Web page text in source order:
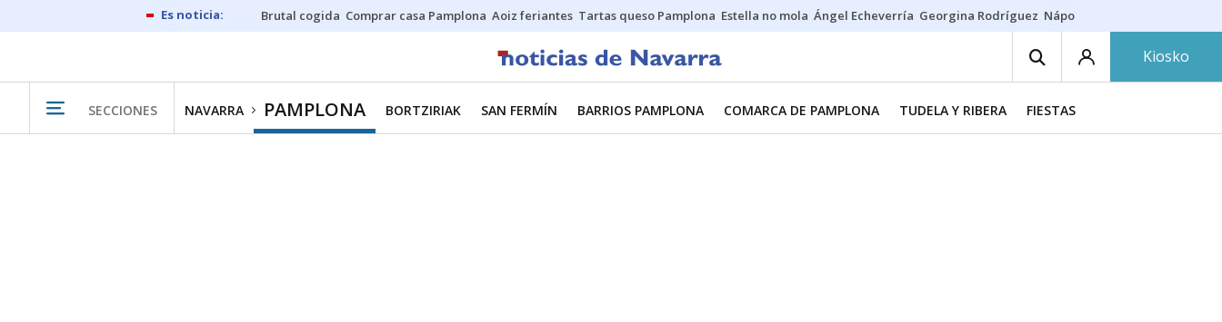
Brutal cogida Comprar casa Pamplona Aoiz feriantes Tartas queso Pamplona Estella no mola Ángel Echeverría Georgina Rodríguez Nápoles - Osasuna
Kiosko
SECCIONES NAVARRA PAMPLONA BORTZIRIAK SAN FERMÍN BARRIOS PAMPLONA COMARCA DE PAMPLONA TUDELA Y RIBERA FIESTAS